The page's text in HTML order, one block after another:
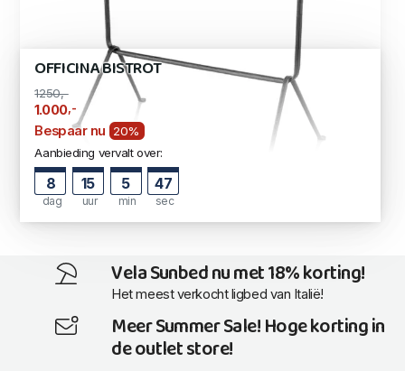
OFFICINA BISTROT
1250,-
1.000,-
Bespaar nu
20%
Aanbieding vervalt over:
8
dag
15
uur
5
min
47
sec
Vela Sunbed nu met 18% korting!
Het meest verkocht ligbed van Italië!
Meer Summer Sale! Hoge korting in
de outlet store!